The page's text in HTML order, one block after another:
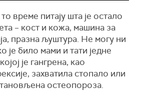
време питају шта је остало
– кост и кожа, машина за
празна љуштура. Не могу ни
је било мами и тати једне
је гангрена, као
захватила стопало или
остеопороза.